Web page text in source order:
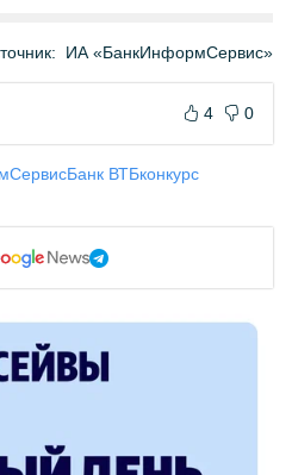
ИА «БанкИнформСервис»
4 0
Банк ВТБконкурс